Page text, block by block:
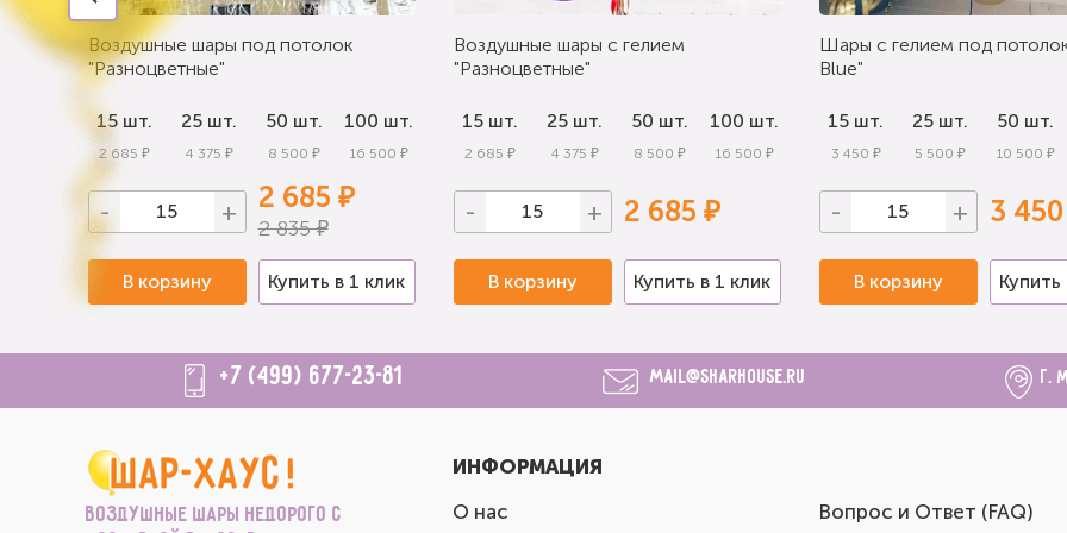
Воздушные шары под потолок
"Разноцветные"
15 шт.
2 685 ₽
25 шт.
4 375 ₽
50 шт.
8 500 ₽
100 шт.
16 500 ₽
- + 2 685 ₽
2 835 ₽
В корзину Купить в 1 клик
Воздушные шары с гелием
"Разноцветные"
15 шт.
2 685 ₽
25 шт.
4 375 ₽
50 шт.
8 500 ₽
100 шт.
16 500 ₽
- + 2 685 ₽
В корзину Купить в 1 клик
Шары с гелием под
Blue"
15 шт.
3 450 ₽
25 шт.
5 500 ₽
50 шт.
10 500 ₽
- + 3
В корзину Купить
+7 (499) 677-23-81 mail@sharhouse.ru г.
Воздушные шары недорого с
ИНФОРМАЦИЯ
О нас
Вопрос и Ответ (FAQ)